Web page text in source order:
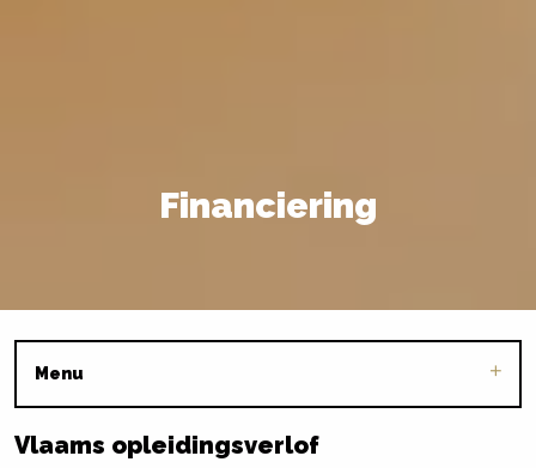
Financiering
Menu
Vlaams opleidingsverlof